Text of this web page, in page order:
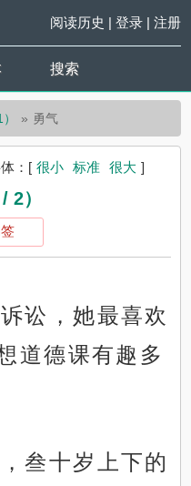
阅读历史 | 登录| 注册
搜索
勇气
： [ 很小 标准 很大 ]
2）
讼，她最喜欢
道德课有趣多
叁十岁上下的